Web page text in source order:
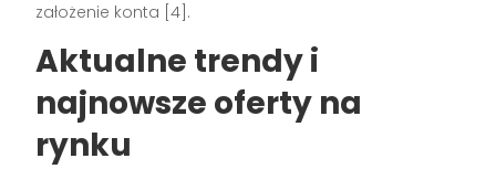
założenie konta [4].
Aktualne trendy i
najnowsze oferty na
rynku